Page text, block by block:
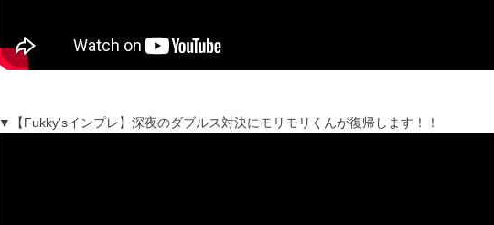
▼【Fukky'sインプレ】深夜のダブルス対決にモリモリくんが復帰します！！